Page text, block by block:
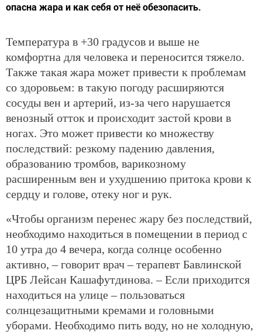
опасна жара и как себя от неё обезопасить.
Температура в +30 градусов и выше не
комфортна для человека и переносится тяжело.
Также такая жара может привести к проблемам
со здоровьем: в такую погоду расширяются
сосуды вен и артерий, из‑за чего нарушается
венозный отток и происходит застой крови в
ногах. Это может привести ко множеству
последствий: резкому падению давления,
образованию тромбов, варикозному
расширенным вен и ухудшению притока крови к
сердцу и голове, отеку ног и рук.
«Чтобы организм перенес жару без последствий,
необходимо находиться в помещении в период с
10 утра до 4 вечера, когда солнце особенно
активно, – говорит врач – терапевт Бавлинской
ЦРБ Лейсан Кашафутдинова. – Если приходится
находиться на улице – пользоваться
солнцезащитными кремами и головными
уборами. Необходимо пить воду, но не холодную,